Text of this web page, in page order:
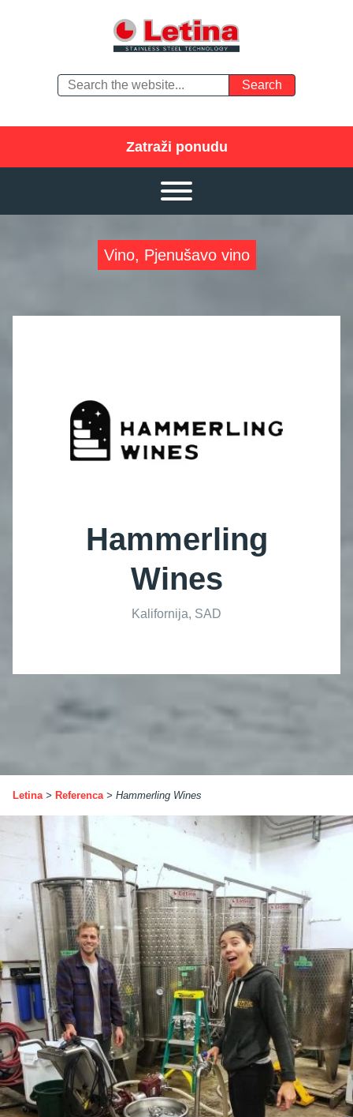
Zatraži ponudu
Vino, Pjenušavo vino
Hammerling
Wines
Kalifornija, SAD
Letina> Referenca> Hammerling Wines